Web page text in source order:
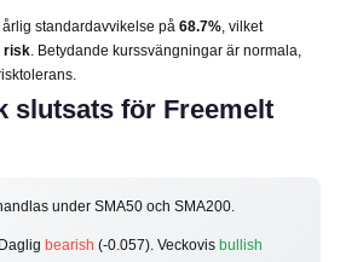
standardavvikelse på 68.7%, vilket
risk. Betydande kurssvängningar är normala,
slutsats för Freemelt
under SMA50 och SMA200.
Daglig bearish (-0.057). Veckovis bullish